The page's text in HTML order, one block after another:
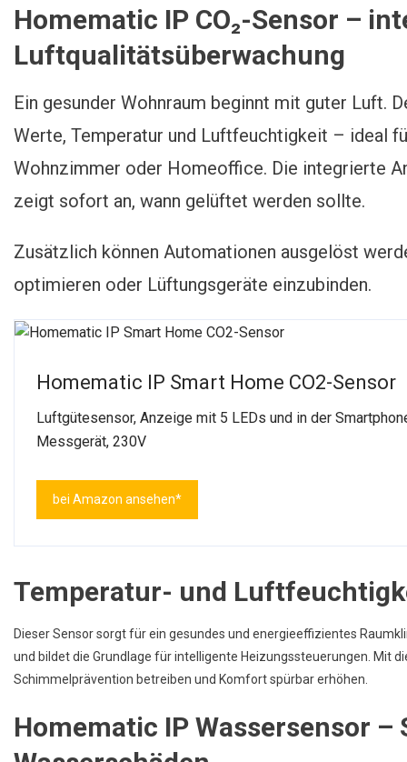
Homematic IP CO₂-Sensor –
Luftqualitätsüberwachung
Ein gesunder Wohnraum beginnt mit guter Luft.
Werte, Temperatur und Luftfeuchtigkeit – ideal
Wohnzimmer oder Homeoffice. Die integrierte
zeigt sofort an, wann gelüftet werden sollte.
Zusätzlich können Automationen ausgelöst
optimieren oder Lüftungsgeräte einzubinden.
Homematic IP Smart Home CO2-Sensor
Luftgütesensor, Anzeige mit 5 LEDs und in der
Messgerät, 230V
bei Amazon ansehen*
Temperatur- und
Dieser Sensor sorgt für ein gesundes und energieeffizientes
und bildet die Grundlage für intelligente Heizungssteuerungen. Mit
Schimmelprävention betreiben und Komfort spürbar erhöhen.
Homematic IP Wassersensor